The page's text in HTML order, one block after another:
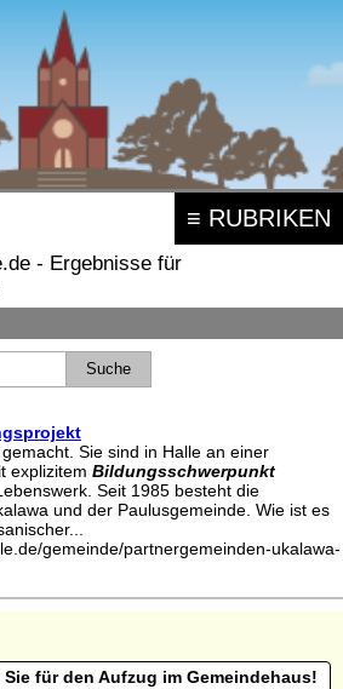
≡ RUBRIKEN
- Ergebnisse für
Sie sind in Halle an einer
explizitem Bildungsschwerpunkt
Seit 1985 besteht die
und der Paulusgemeinde. Wie ist es
gemeinde/partnergemeinden-ukalawa-
Sie für den Aufzug im Gemeindehaus!